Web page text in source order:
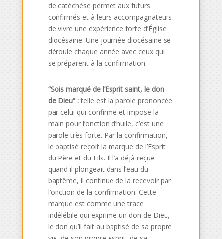
de catéchèse permet aux futurs
confirmés et à leurs accompagnateurs
de vivre une expérience forte d’Église
diocésaine. Une journée diocésaine se
déroule chaque année avec ceux qui
se préparent à la confirmation.
“Sois marqué de l’Esprit saint, le don
de Dieu” :telle est la parole prononcée
par celui qui confirme et impose la
main pour l’onction d’huile, c’est une
parole très forte. Par la confirmation,
le baptisé reçoit la marque de l’Esprit
du Père et du Fils. Il l’a déjà reçue
quand il plongeait dans l’eau du
baptême, il continue de la recevoir par
l’onction de la confirmation. Cette
marque est comme une trace
indélébile qui exprime un don de Dieu,
le don qu’il fait au baptisé de sa propre